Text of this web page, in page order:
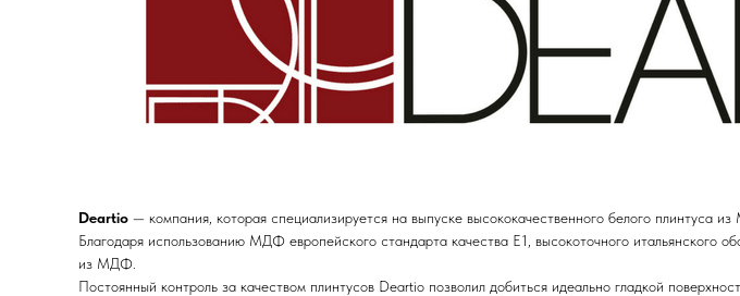
Deartio — компания, которая специализируется на выпуске высококачественного белого плинтуса
Благодаря использованию МДФ европейского стандарта качества E1, высокоточного итальянского
из МДФ.
Постоянный контроль за качеством плинтусов Deartio позволил добиться идеально гладкой